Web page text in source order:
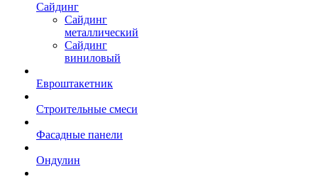
Сайдинг
Сайдинг
металлический
Сайдинг
виниловый
Евроштакетник
Строительные смеси
Фасадные панели
Ондулин